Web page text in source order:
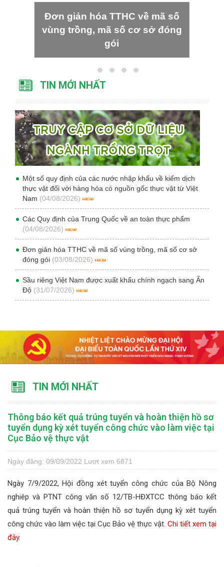
Đơn giản hóa TTHC về mã số
vùng trồng, mã số cơ sở đóng
gói
TIN MỚI NHẤT
Một số quy định của các nước nhập khẩu về kiểm dịch
thực vật đối với hàng hóa có nguồn gốc thực vật từ Việt
Nam (04/08/2026)
Các Quy định của Trung Quốc về an toàn thực phẩm
(04/08/2026)
Đơn giản hóa TTHC về mã số vùng trồng, mã số cơ sở
đóng gói (03/08/2026)
Sầu riêng Việt Nam được xuất khẩu chính ngạch sang Ấn
Độ (31/07/2026)
TIN MỚI NHẤT
Thông báo kết quả trúng tuyển và hoàn thiện hồ sơ
tuyển dụng kỳ xét tuyển công chức vào làm việc tại
Cục Bảo vệ thực vật
Ngày đăng: 09/09/2022 Lượt xem 6871
Ngày 7/9/2022, Hội đồng xét tuyển công chức của Bộ Nông
nghiêp và PTNT công văn số 12/TB-HĐXTCC thông báo kết
quả trúng tuyển và hoàn thiện hồ sơ tuyển dụng kỳ xét tuyển
công chức vào làm việc tại Cục Bảo vệ thực vật. Chi tiết xem tại
đây.